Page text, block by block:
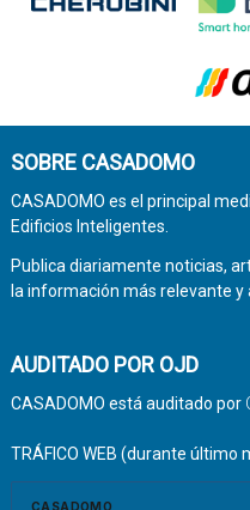
SOBRE CASADOMO
CASADOMO es el principal
Edificios Inteligentes.
Publica diariamente noticias,
la información más relevante
AUDITADO POR OJD
CASADOMO está auditado por
TRÁFICO WEB (durante último